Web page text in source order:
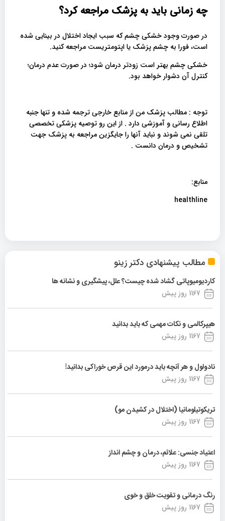
مطالب پیشنهادی دکتر زینو
کاردیومیوپاتی گشاد شده چیست؟ علل، پیشگیری و نشانه ها
1167 روز پیش
هیپرکالمی و نکات مهمی که باید بدانید
1167 روز پیش
نادولول و هر آنچه باید درمورد این قرص خوراکی بدانید!
1167 روز پیش
تریکوتیلومانیا (اختلال در کشیدن مو)
1167 روز پیش
اعتیاد جنسی: علائم، درمان و چشم انداز
1167 روز پیش
رنگ درمانی و تقویت خلق و خوی
1167 روز پیش
چه زمانی باید به پزشک مراجعه کرد؟
در صورت وجود خشکی چشم که سبب ایجاد اختلال در بینایی شده
است، فورا به چشم پزشک یا اپتومتریست مراجعه کنید.
خشکی چشم بهتر است زودتر درمان شود؛ در صورت عدم درمان؛
کنترل آن دشوار خواهد بود.
توجه : مطالب پزشک من از منابع خارجی ترجمه شده و تنها جنبه
اطلاع رسانی و آموزشی دارد . از این رو توصیه پزشکی تخصصی
تلقی نمی شوند و نباید آنها را جایگزین مراجعه به پزشک جهت
تشخیص و درمان دانست .
منابع:
healthline